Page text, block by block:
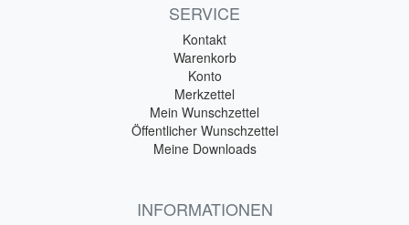
SERVICE
Kontakt
Warenkorb
Konto
Merkzettel
Mein Wunschzettel
Öffentlicher Wunschzettel
Meine Downloads
INFORMATIONEN